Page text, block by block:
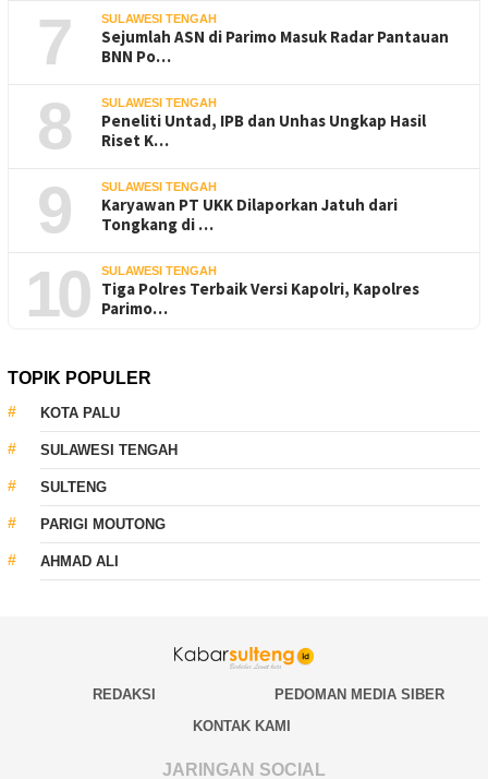
7 SULAWESI TENGAH
Sejumlah ASN di Parimo Masuk Radar Pantauan
BNN Po…
8 SULAWESI TENGAH
Peneliti Untad, IPB dan Unhas Ungkap Hasil
Riset K…
9 SULAWESI TENGAH
Karyawan PT UKK Dilaporkan Jatuh dari
Tongkang di …
10 SULAWESI TENGAH
Tiga Polres Terbaik Versi Kapolri, Kapolres
Parimo…
TOPIK POPULER
KOTA PALU
SULAWESI TENGAH
SULTENG
PARIGI MOUTONG
AHMAD ALI
REDAKSI
PEDOMAN MEDIA SIBER
KONTAK KAMI
JARINGAN SOCIAL